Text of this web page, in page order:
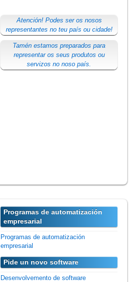
Atención! Podes ser os nosos
representantes no teu país ou cidade!
Tamén estamos preparados para
representar os seus produtos ou
servizos no noso país.
Programas de automatización
empresarial
Programas de automatización
empresarial
Pide un novo software
Desenvolvemento de software